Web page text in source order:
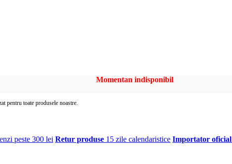
Momentan indisponibil
pentru toate produsele noastre.
peste 300 lei Retur produse 15 zile calendaristice Importator oficial